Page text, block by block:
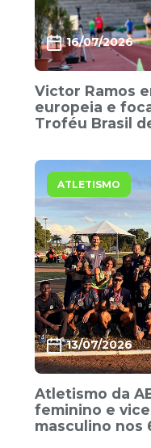
16/07/2026
Victor Ramos
europeia e
Troféu Brasil
ATLETISMO
13/07/2026
Atletismo da
feminino e
masculino nos